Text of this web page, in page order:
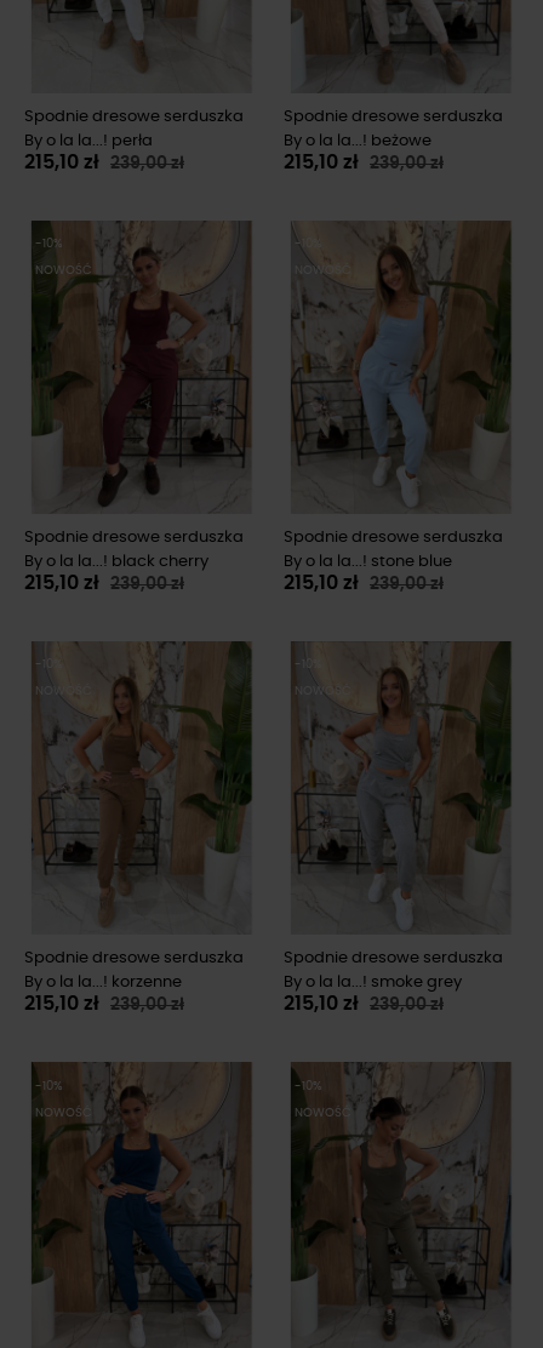
Spodnie dresowe serduszka
By o la la...! perła
215,10 zł 239,00 zł
Spodnie dresowe serduszka
By o la la...! beżowe
215,10 zł 239,00 zł
-10%
NOWOŚĆ
Spodnie dresowe serduszka
By o la la...! black cherry
215,10 zł 239,00 zł
-10%
NOWOŚĆ
Spodnie dresowe serduszka
By o la la...! stone blue
215,10 zł 239,00 zł
-10%
NOWOŚĆ
Spodnie dresowe serduszka
By o la la...! korzenne
215,10 zł 239,00 zł
-10%
NOWOŚĆ
Spodnie dresowe serduszka
By o la la...! smoke grey
215,10 zł 239,00 zł
-10%
NOWOŚĆ
-10%
NOWOŚĆ